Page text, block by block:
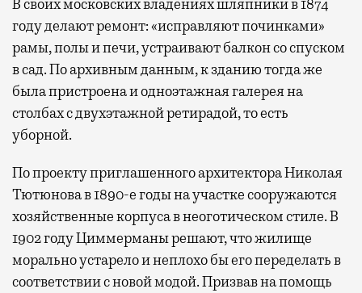
В своих московских владениях шляпники в 1874
году делают ремонт: «исправляют починками»
рамы, полы и печи, устраивают балкон со спуском
в сад. По архивным данным, к зданию тогда же
была пристроена и одноэтажная галерея на
столбах с двухэтажной ретирадой, то есть
уборной.
По проекту приглашенного архитектора Николая
Тютюнова в 1890-е годы на участке сооружаются
хозяйственные корпуса в неоготическом стиле. В
1902 году Циммерманы решают, что жилище
морально устарело и неплохо бы его переделать в
соответствии с новой модой. Призвав на помощь